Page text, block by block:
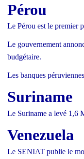
Pérou
Le Pérou est le premier
Le gouvernement
budgétaire.
Les banques
Suriname
Le Suriname a levé 1,6
Venezuela
Le SENIAT publie le